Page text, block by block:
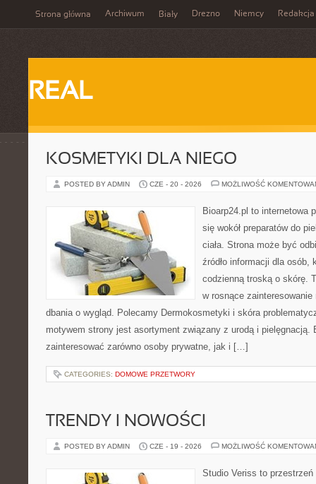
Strona główna Archiwum Biały Drezno Niemcy Redakcja
REAL
KOSMETYKI DLA NIEGO
POSTED BY ADMIN CZE - 20 - 2026 MOŻLIWOŚĆ
Bioarp24.pl to internetowa
się wokół preparatów do
ciała. Strona może być
źródło informacji dla osób,
codzienną troską o skórę.
w rosnące
dbania o wygląd. Polecamy Dermokosmetyki i skóra
motywem strony jest asortyment związany z urodą i pielęgnacją.
zainteresować zarówno osoby prywatne, jak i […]
CATEGORIES: DOMOWE PRZETWORY
TRENDY I NOWOŚCI
POSTED BY ADMIN CZE - 19 - 2026 MOŻLIWOŚĆ
Studio Veriss to